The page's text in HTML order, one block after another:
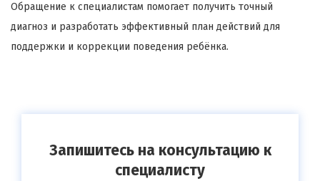
Обращение к специалистам помогает получить точный
диагноз и разработать эффективный план действий для
поддержки и коррекции поведения ребёнка.
Запишитесь на консультацию к
специалисту